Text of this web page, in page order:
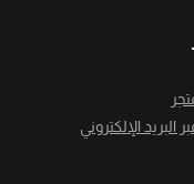
البريد الإلكتروني